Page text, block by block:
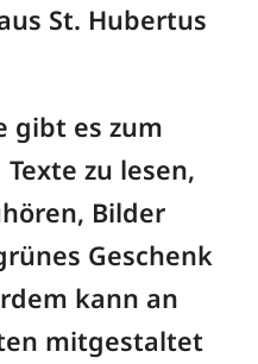
St. Hubertus
gibt es zum
zu lesen,
Bilder
Geschenk
kann an
mitgestaltet